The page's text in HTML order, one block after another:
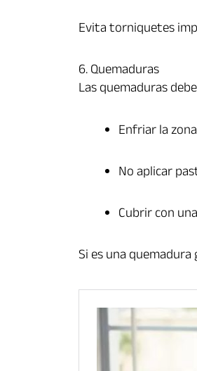
Evita torniquetes
6. Quemaduras
Las quemaduras
Enfriar la
No aplicar
Cubrir con
Si es una